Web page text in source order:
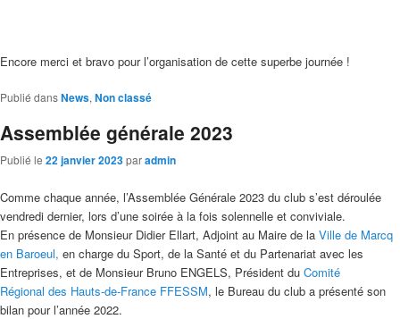
Encore merci et bravo pour l’organisation de cette superbe journée !
Publié dansNews, Non classé
Assemblée générale 2023
Publié le 22 janvier 2023paradmin
Comme chaque année, l’Assemblée Générale 2023 du club s’est déroulée
vendredi dernier, lors d’une soirée à la fois solennelle et conviviale.
En présence de Monsieur Didier Ellart, Adjoint au Maire de la Ville de Marcq
en Baroeul, en charge du Sport, de la Santé et du Partenariat avec les
Entreprises, et de Monsieur Bruno ENGELS, Président du Comité
Régional des Hauts-de-France FFESSM, le Bureau du club a présenté son
bilan pour l’année 2022.